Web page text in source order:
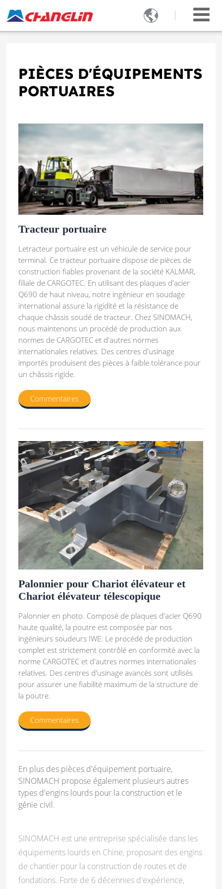

PIÈCES D'ÉQUIPEMENTS
PORTUAIRES
Tracteur portuaire
Letracteur portuaire est un véhicule de service pour
terminal. Ce tracteur portuaire dispose de pièces de
construction fiables provenant de la société KALMAR,
filiale de CARGOTEC. En utilisant des plaques d'acier
Q690 de haut niveau, notre ingénieur en soudage
international assure la rigidité et la résistance de
chaque châssis soudé de tracteur. Chez SINOMACH,
nous maintenons un procédé de production aux
normes de CARGOTEC et d'autres normes
internationales relatives. Des centres d'usinage
importés produisent des pièces à faible tolérance pour
un châssis rigide.
Commentaires
Palonnier pour Chariot élévateur et
Chariot élévateur télescopique
Palonnier en photo. Composé de plaques d'acier Q690
haute qualité, la poutre est composée par nos
ingénieurs soudeurs IWE. Le procédé de production
complet est strictement contrôlé en conformité avec la
norme CARGOTEC et d'autres normes internationales
relatives. Des centres d'usinage avancés sont utilisés
pour assurer une fiabilité maximum de la structure de
la poutre.
Commentaires
En plus des pièces d'équipement portuaire,
SINOMACH propose également plusieurs autres
types d'engins lourds pour la construction et le
génie civil.
SINOMACH est une entreprise spécialisée dans les
équipements lourds en Chine, proposant des engins
de chantier pour la construction de routes et de
fondations. Forte de 6 décennies d'expérience,